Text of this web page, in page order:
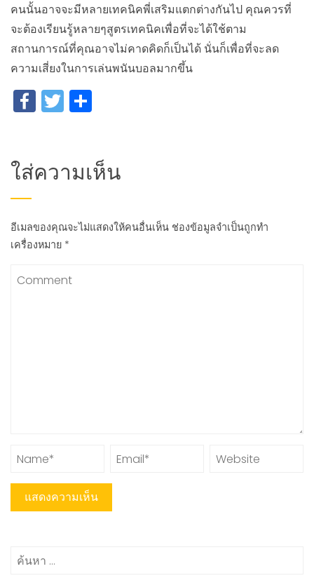
คนนั้นอาจจะมีหลายเทคนิคพี่เสริมแตกต่างกันไป คุณควรที่
จะต้องเรียนรู้หลายๆสูตรเทคนิคเพื่อที่จะได้ใช้ตาม
สถานการณ์ที่คุณอาจไม่คาดคิดก็เป็นได้ นั่นก็เพื่อที่จะลด
ความเสี่ยงในการเล่นพนันบอลมากขึ้น
Facebook
Twitter
ใส่ความเห็น
อีเมลของคุณจะไม่แสดงให้คนอื่นเห็น ช่องข้อมูลจำเป็นถูกทำ
เครื่องหมาย *
ค้นหา